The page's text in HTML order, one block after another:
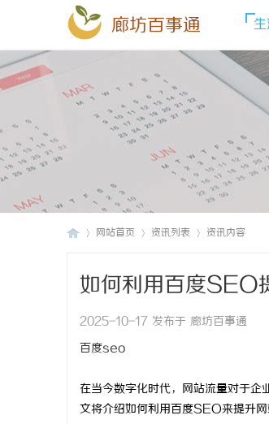
廊坊百事通
网站首页 资讯列表 资讯内容
如何利用百度SEO
2025-10-17 发布于 廊坊百事通
百度seo
在当今数字化时代，网站流量对于
文将介绍如何利用百度SEO来提升网